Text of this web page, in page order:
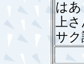
は
上
サ